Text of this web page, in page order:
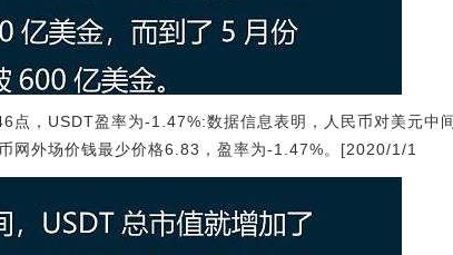
点，USDT盈率为-1.47%:数据信息表明，人民币对美元中
网外场价钱最少价格6.83，盈率为-1.47%。[2020/1/1